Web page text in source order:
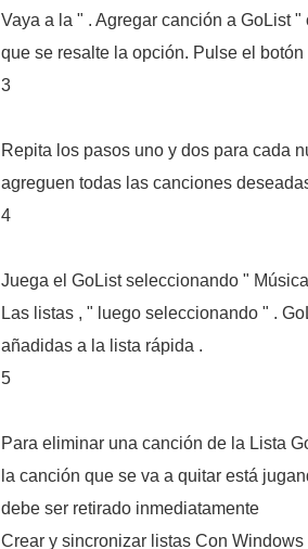
Vaya a la " . Agregar canción a GoList
que se resalte la opción. Pulse el
3
Repita los pasos uno y dos para cada
agreguen todas las canciones
4
Juega el GoList seleccionando "
Las listas , " luego seleccionando " .
añadidas a la lista rápida .
5
Para eliminar una canción de la Lista
la canción que se va a quitar está
debe ser retirado inmediatamente
Crear y sincronizar listas Con